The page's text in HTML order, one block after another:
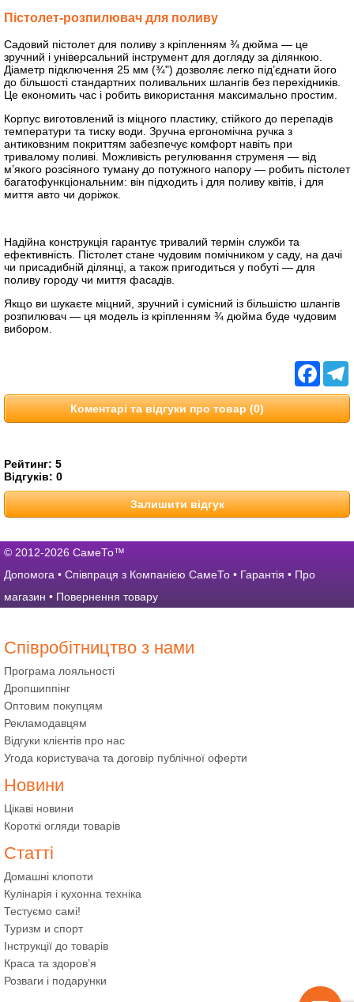
Пістолет-розпилювач для поливу
Садовий пістолет для поливу з кріпленням ¾ дюйма — це
зручний і універсальний інструмент для догляду за ділянкою.
Діаметр підключення 25 мм (¾") дозволяє легко під’єднати його
до більшості стандартних поливальних шлангів без перехідників.
Це економить час і робить використання максимально простим.
Корпус виготовлений із міцного пластику, стійкого до перепадів
температури та тиску води. Зручна ергономічна ручка з
антиковзним покриттям забезпечує комфорт навіть при
тривалому поливі. Можливість регулювання струменя — від
м’якого розсіяного туману до потужного напору — робить пістолет
багатофункціональним: він підходить і для поливу квітів, і для
миття авто чи доріжок.
Надійна конструкція гарантує тривалий термін служби та
ефективність. Пістолет стане чудовим помічником у саду, на дачі
чи присадибній ділянці, а також пригодиться у побуті — для
поливу городу чи миття фасадів.
Якщо ви шукаєте міцний, зручний і сумісний із більшістю шлангів
розпилювач — ця модель із кріпленням ¾ дюйма буде чудовим
вибором.
Коментарі та відгуки про товар (0)
Рейтинг: 5
Відгуків: 0
Залишити відгук
© 2012-2026 СамеТо™
Допомога • Співпраця з Компанією СамеТо • Гарантія • Про
магазин • Повернення товару
Співробітництво з нами
Програма лояльності
Дропшиппінг
Оптовим покупцям
Рекламодавцям
Відгуки клієнтів про нас
Угода користувача та договір публічної оферти
Новини
Цікаві новини
Короткі огляди товарів
Статті
Домашні клопоти
Кулінарія і кухонна техніка
Тестуємо самі!
Туризм и спорт
Інструкції до товарів
Краса та здоров’я
Розваги і подарунки